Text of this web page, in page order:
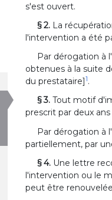
s'est ouvert.
§ 2. La
l'intervention a été
Par dérogation à
obtenues à la suite
du prestataire]1.
§ 3. Tout motif
prescrit par deux
Par dérogation à
partiellement, par
§ 4. Une lettre
l'intervention ou le
peut être